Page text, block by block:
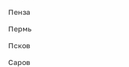
Пенза
Пермь
Псков
Саров